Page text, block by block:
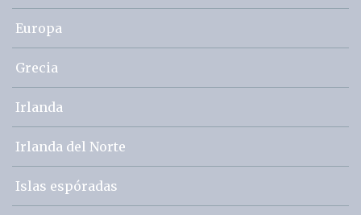
Europa
Grecia
Irlanda
Irlanda del Norte
Islas espóradas